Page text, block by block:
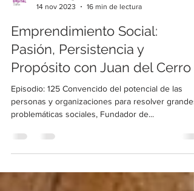
Fashion Digital Talks
14 nov 2023
16 min de lectura
Emprendimiento Social:
Pasión, Persistencia y
Propósito con Juan del Cerro
personas y organizaciones para resolver grandes